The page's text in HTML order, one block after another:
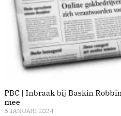
PBC | Inbraak bij Baskin
mee
6 JANUARI 2024